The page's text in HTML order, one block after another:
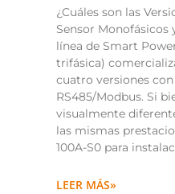
¿Cuáles son las
Sensor Monofásicos
línea de Smart
trifásica)
cuatro versiones con
RS485/Modbus. Si
visualmente
las mismas
100A-S0 para
LEER MÁS»